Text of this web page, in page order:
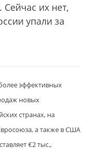
их нет,
упали за
эффективных
новых
странах, на
а также в США
€2 тыс.,